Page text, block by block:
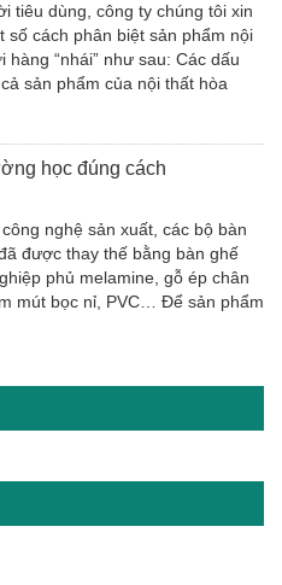
tiêu dùng, công ty chúng tôi xin
cách phân biệt sản phẩm nội
“nhái” như sau: Các dấu
sản phẩm của nội thất hòa
học đúng cách
nghệ sản xuất, các bộ bàn
được thay thế bằng bàn ghế
phủ melamine, gỗ ép chân
mút bọc nỉ, PVC… Để sản phẩm